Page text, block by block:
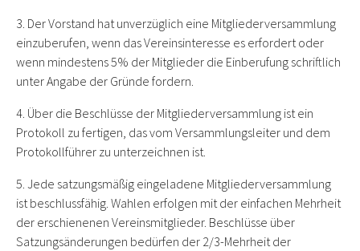
3. Der Vorstand hat unverzüglich eine Mitgliederversammlung
einzuberufen, wenn das Vereinsinteresse es erfordert oder
wenn mindestens 5% der Mitglieder die Einberufung schriftlich
unter Angabe der Gründe fordern.
4. Über die Beschlüsse der Mitgliederversammlung ist ein
Protokoll zu fertigen, das vom Versammlungsleiter und dem
Protokollführer zu unterzeichnen ist.
5. Jede satzungsmäßig eingeladene Mitgliederversammlung
ist beschlussfähig. Wahlen erfolgen mit der einfachen Mehrheit
der erschienenen Vereinsmitglieder. Beschlüsse über
Satzungsänderungen bedürfen der 2/3-Mehrheit der